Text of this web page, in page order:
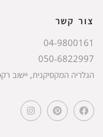
צור קשר
04-9800161
050-6822997
הגלריה המקסיקנית, יישוב